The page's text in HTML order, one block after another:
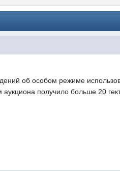
об особом режиме
получило больше 20